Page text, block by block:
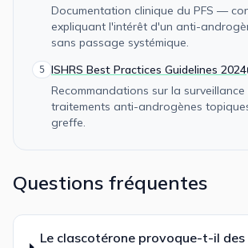
Documentation clinique du PFS —
expliquant l'intérêt d'un anti-
sans passage systémique.
5 ISHRS Best Practices Guidelines 2024
Recommandations sur la surveillance
traitements anti-androgènes
greffe.
Questions fréquentes
Le clascotérone provoque-t-il